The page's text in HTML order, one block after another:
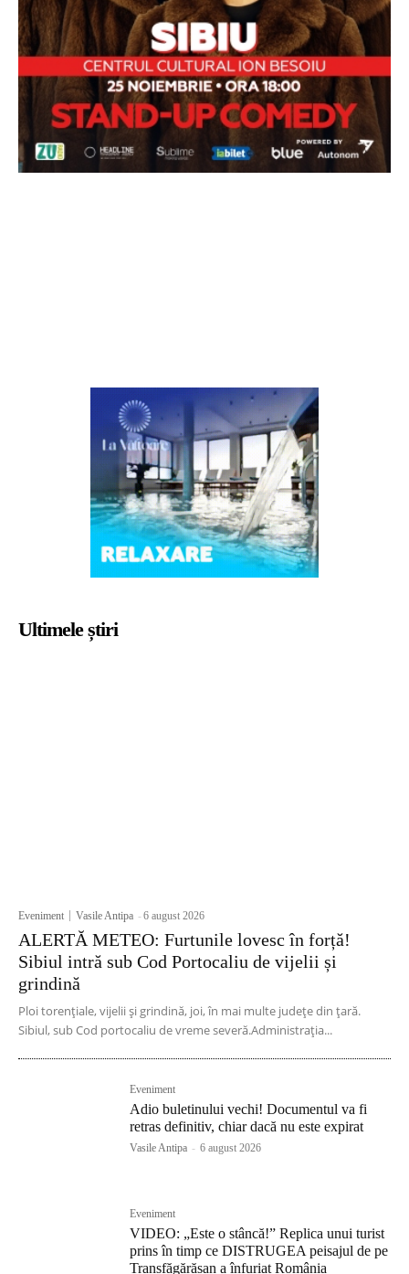
Ultimele știri
Eveniment Vasile Antipa -6 august 2026
ALERTĂ METEO: Furtunile lovesc în forță!
Sibiul intră sub Cod Portocaliu de vijelii și
grindină
Ploi torențiale, vijelii și grindină, joi, în mai multe județe din țară.
Sibiul, sub Cod portocaliu de vreme severă.Administrația...
Eveniment
Adio buletinului vechi! Documentul va fi
retras definitiv, chiar dacă nu este expirat
Vasile Antipa - 6 august 2026
Eveniment
VIDEO: „Este o stâncă!” Replica unui turist
prins în timp ce DISTRUGEA peisajul de pe
Transfăgărășan a înfuriat România